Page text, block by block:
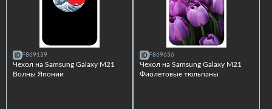
F869139
Чехол на Samsung Galaxy M21
Волны Японии
F869636
Чехол на Samsung Galaxy M21
Фиолетовые тюльпаны